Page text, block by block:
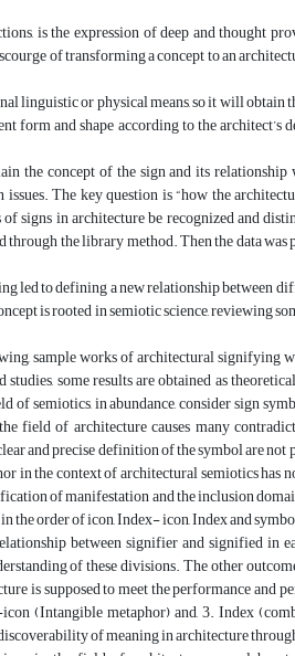
is the expression of deep and thought
of transforming a concept to an
linguistic or physical means, so it will
form and shape according to the
the concept of the sign and its
The key question is “how the
signs in architecture be recognized and
the library method. Then the data was
led to defining a new relationship between
is rooted in semiotic science, reviewing
sample works of architectural signifying
some results are obtained as
semiotics, in abundance, consider sign
field of architecture causes many
and precise definition of the symbol are
in the context of architectural semiotics has
of manifestation and the inclusion
the order of icon, Index- icon, Index and
between signifier and signified in
of these divisions. The other
is supposed to meet the performance and
(Intangible metaphor) and, 3. Index
of meaning in architecture